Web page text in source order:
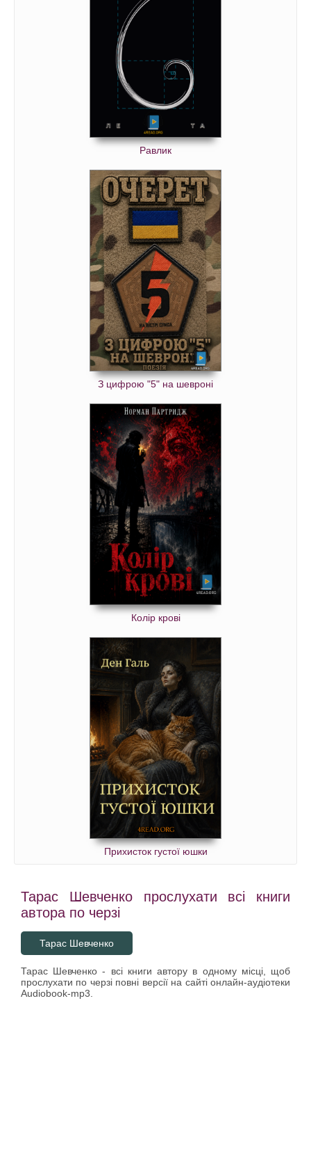
Равлик
З цифрою "5" на шевроні
Колір крові
Прихисток густої юшки
Тарас Шевченко прослухати всі книги
автора по черзі
Тарас Шевченко
Тарас Шевченко - всі книги автору в одному місці, щоб
прослухати по черзі повні версії на сайті онлайн-аудіотеки
Audiobook-mp3.